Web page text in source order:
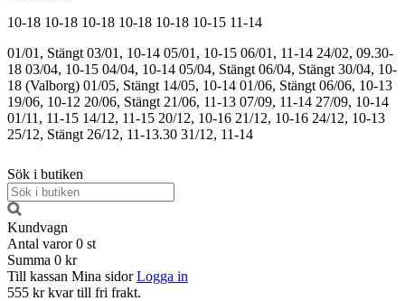
10-18 10-18 10-18 10-18 10-18 10-15 11-14
01/01, Stängt 03/01, 10-14 05/01, 10-15 06/01, 11-14 24/02, 09.30-
18 03/04, 10-15 04/04, 10-14 05/04, Stängt 06/04, Stängt 30/04, 10-
18 (Valborg) 01/05, Stängt 14/05, 10-14 01/06, Stängt 06/06, 10-13
19/06, 10-12 20/06, Stängt 21/06, 11-13 07/09, 11-14 27/09, 10-14
01/11, 11-15 14/12, 11-15 20/12, 10-16 21/12, 10-16 24/12, 10-13
25/12, Stängt 26/12, 11-13.30 31/12, 11-14
Sök i butiken
Kundvagn
Antal varor 0 st
Summa 0 kr
Till kassan Mina sidor Logga in
555 kr kvar till fri frakt.